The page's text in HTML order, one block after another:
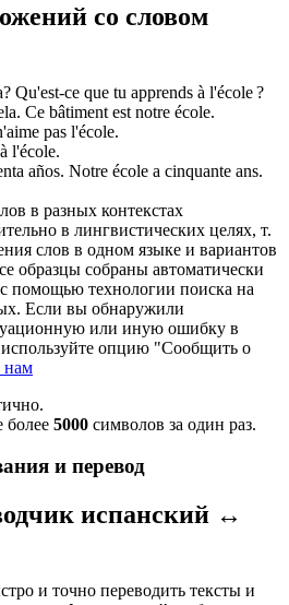
со словом
? Qu'est-ce que tu apprends à l'école?
. Ce bâtiment est notre école.
pas l'école.
l'école.
años. Notre école a cinquante ans.
в разных контекстах
в лингвистических целях, т.
слов в одном языке и вариантов
образцы собраны автоматически
помощью технологии поиска на
Если вы обнаружили
или иную ошибку в
опцию "Сообщить о
нам
более 5000 символов за один раз.
и перевод
испанский ↔
и точно переводить тексты и